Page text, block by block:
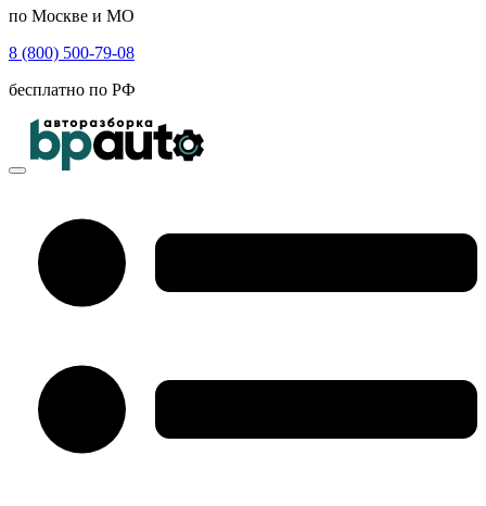
по Москве и МО
8 (800) 500-79-08
бесплатно по РФ